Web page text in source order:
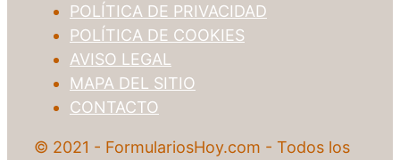
POLÍTICA DE PRIVACIDAD
POLÍTICA DE COOKIES
AVISO LEGAL
MAPA DEL SITIO
CONTACTO
© 2021 - FormulariosHoy.com - Todos los